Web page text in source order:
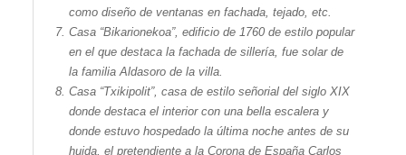
como diseño de ventanas en fachada, tejado, etc.
Casa “Bikarionekoa”, edificio de 1760 de estilo popular
en el que destaca la fachada de sillería, fue solar de
la familia Aldasoro de la villa.
Casa “Txikipolit”, casa de estilo señorial del siglo XIX
donde destaca el interior con una bella escalera y
donde estuvo hospedado la última noche antes de su
huida, el pretendiente a la Corona de España Carlos